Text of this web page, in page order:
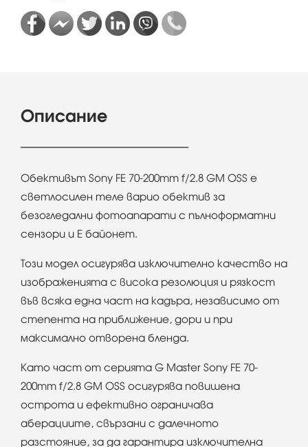
Описание
Обективът Sony FE 70-200mm f/2.8 GM OSS е
светлосилен теле варио обектив за
безогледални фотоапарати с пълноформатни
сензори и Е байонет.
Този модел​ осигурява изключително качество на
изображенията с висока резолюция и рязкост
във всяка една част на кадъра, независимо от
степента на приближение, дори и при
максимално отворена бленда.
Като част от серията G Master Sony FE 70-
200mm f/2.8 GM OSS осигурява повишена
острота и ефективно ограничава
аберациите, свързани с далечното
разстояние, за да гарантира изключителна